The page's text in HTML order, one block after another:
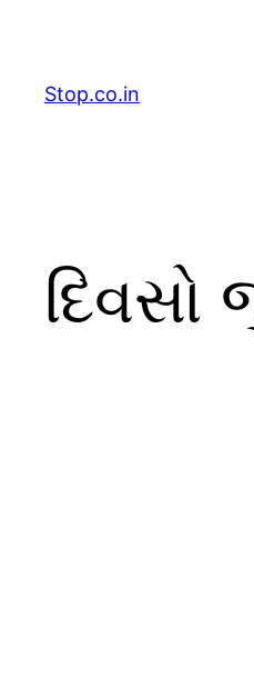
content
Stop.co.in
દિવસો